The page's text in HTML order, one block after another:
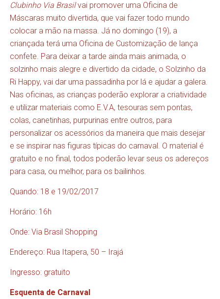
Clubinho Via Brasilvai promover uma Oficina de
Máscaras muito divertida, que vai fazer todo mundo
colocar a mão na massa. Já no domingo (19), a
criançada terá uma Oficina de Customização de lança
confete. Para deixar a tarde ainda mais animada, o
solzinho mais alegre e divertido da cidade, o Solzinho da
Ri Happy, vai dar uma passadinha por lá e ajudar a galera.
Nas oficinas, as crianças poderão explorar a criatividade
e utilizar materiais como E.V.A, tesouras sem pontas,
colas, canetinhas, purpurinas entre outros, para
personalizar os acessórios da maneira que mais desejar
e se inspirar nas figuras típicas do carnaval. O material é
gratuito e no final, todos poderão levar seus os adereços
para casa, ou melhor, para os bailinhos.
Quando: 18 e 19/02/2017
Horário: 16h
Onde: Via Brasil Shopping
Endereço: Rua Itapera, 50 – Irajá
Ingresso: gratuito
Esquenta de Carnaval